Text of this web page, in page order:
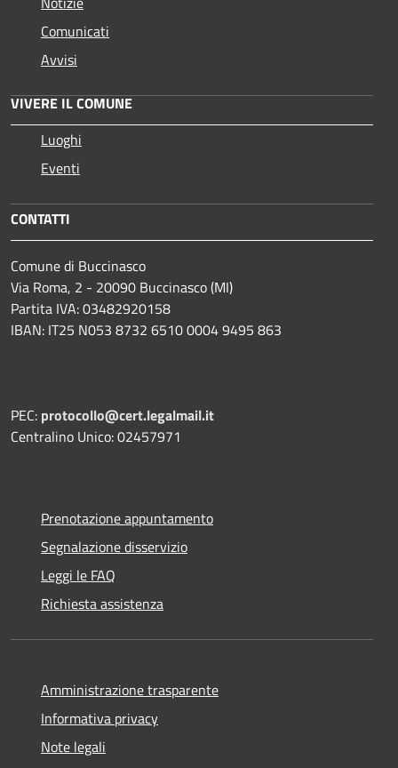
Comunicati
Avvisi
VIVERE IL COMUNE
Luoghi
Eventi
CONTATTI
Comune di Buccinasco
Via Roma, 2 - 20090 Buccinasco (MI)
Partita IVA: 03482920158
IBAN: IT25 N053 8732 6510 0004 9495 863
PEC: protocollo@cert.legalmail.it
Centralino Unico: 02457971
Prenotazione appuntamento
Segnalazione disservizio
Leggi le FAQ
Richiesta assistenza
Amministrazione trasparente
Informativa privacy
Note legali